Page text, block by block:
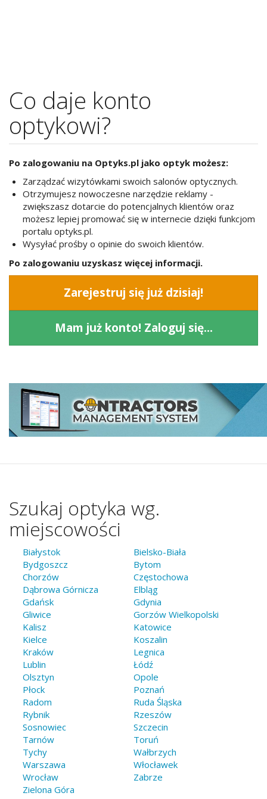
Co daje konto
optykowi?
Po zalogowaniu na Optyks.pl jako optyk możesz:
Zarządzać wizytówkami swoich salonów optycznych.
Otrzymujesz nowoczesne narzędzie reklamy -
zwiększasz dotarcie do potencjalnych klientów oraz
możesz lepiej promować się w internecie dzięki funkcjom
portalu optyks.pl.
Wysyłać prośby o opinie do swoich klientów.
Po zalogowaniu uzyskasz więcej informacji.
Zarejestruj się już dzisiaj!
Mam już konto! Zaloguj się...
Szukaj optyka wg.
miejscowości
Białystok
Bielsko-Biała
Bydgoszcz
Bytom
Chorzów
Częstochowa
Dąbrowa Górnicza
Elbląg
Gdańsk
Gdynia
Gliwice
Gorzów Wielkopolski
Kalisz
Katowice
Kielce
Koszalin
Kraków
Legnica
Lublin
Łódź
Olsztyn
Opole
Płock
Poznań
Radom
Ruda Śląska
Rybnik
Rzeszów
Sosnowiec
Szczecin
Tarnów
Toruń
Tychy
Wałbrzych
Warszawa
Włocławek
Wrocław
Zabrze
Zielona Góra